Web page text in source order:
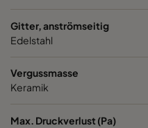
Gitter, anströmseitig
Edelstahl
Vergussmasse
Keramik
Max. Druckverlust (Pa)